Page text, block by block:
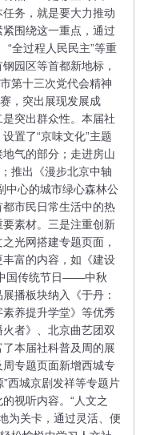
务，就是要大力推动
围绕这一重点，通过
“全过程人民民主”等重
园区等首都新地标，
第十三次党代会精神
，突出展现发展成
突出群众性。本届社
置了“京味文化”主题
气的部分；走进房山
推出《漫步北京中轴
中心的城市绿心森林公
市民日常生活中的热
素材。三是注重创新
光网搭建专题页面，
富的内容，如《建设
国传统节日——中秋
播板块纳入《于丹：
养提升学堂》等优秀
者》、北京曲艺团双
本届社科普及周的展
专题页面新增西城专
”西城京剧发祥等专题片
视听内容。“人文之
为关卡，通过灵活、便